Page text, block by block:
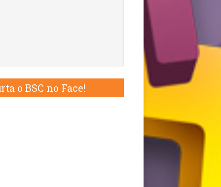
o BSC no Face!